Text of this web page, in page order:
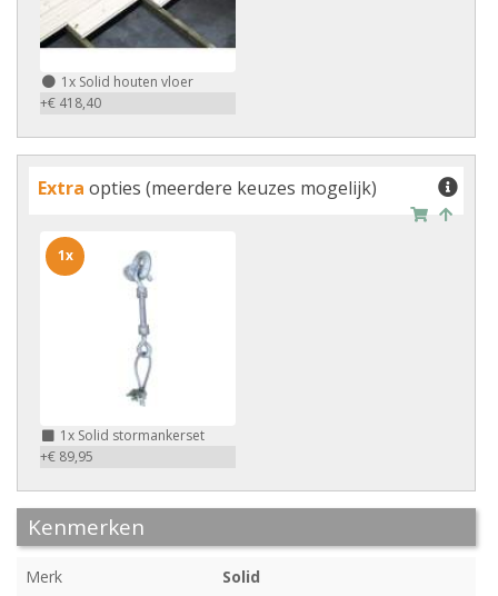
1x Solid houten vloer
+€ 418,40
Extra opties (meerdere keuzes mogelijk)
1x Solid stormankerset
+€ 89,95
1x
Kenmerken
Merk Solid